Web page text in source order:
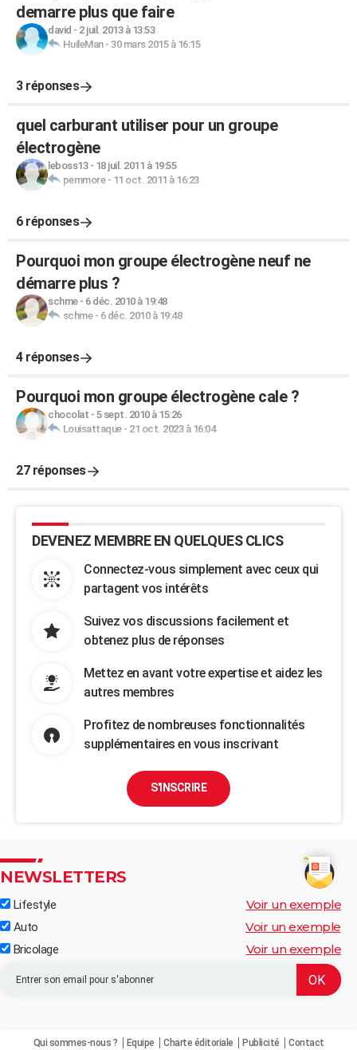
demarre plus que faire
david - 2 juil. 2013 à 13:53
HuileMan- 30 mars 2015 à 16:15
3 réponses
quel carburant utiliser pour un groupe
électrogène
leboss13- 18 juil. 2011 à 19:55
pemmore- 11 oct. 2011 à 16:23
6 réponses
Pourquoi mon groupe électrogène neuf ne
démarre plus ?
schme- 6 déc. 2010 à 19:48
schme- 6 déc. 2010 à 19:48
4 réponses
Pourquoi mon groupe électrogène cale ?
chocolat - 5 sept. 2010 à 15:26
Louisattaque- 21 oct. 2023 à 16:04
27 réponses
DEVENEZ MEMBRE EN QUELQUES CLICS
Connectez-vous simplement avec ceux qui
partagent vos intérêts
Suivez vos discussions facilement et
obtenez plus de réponses
Mettez en avant votre expertise et aidez les
autres membres
Profitez de nombreuses fonctionnalités
supplémentaires en vous inscrivant
S'INSCRIRE
NEWSLETTERS
Lifestyle Voir un exemple
Auto Voir un exemple
Bricolage Voir un exemple
Qui sommes-nous ? Equipe Charte éditoriale Publicité Contact